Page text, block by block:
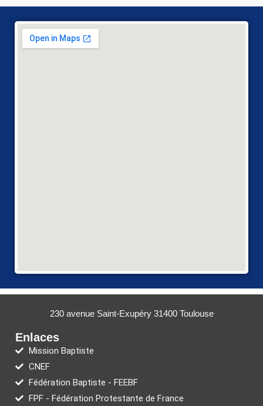
230 avenue Saint-Exupéry 31400 Toulouse
Enlaces
Mission Baptiste
CNEF
Fédération Baptiste - FEEBF
FPF - Fédération Protestante de France